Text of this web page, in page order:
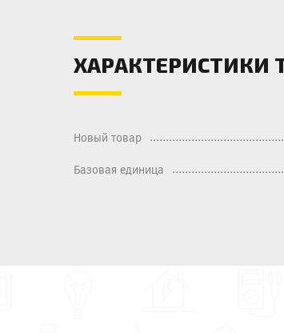
ХАРАКТЕРИСТИКИ
Новый товар
Базовая единица